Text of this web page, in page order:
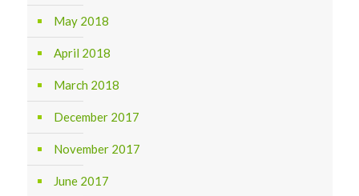
May 2018
April 2018
March 2018
December 2017
November 2017
June 2017